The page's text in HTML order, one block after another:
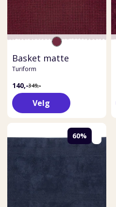
Basket matte
Turiform
140,-349,-
Velg
60%